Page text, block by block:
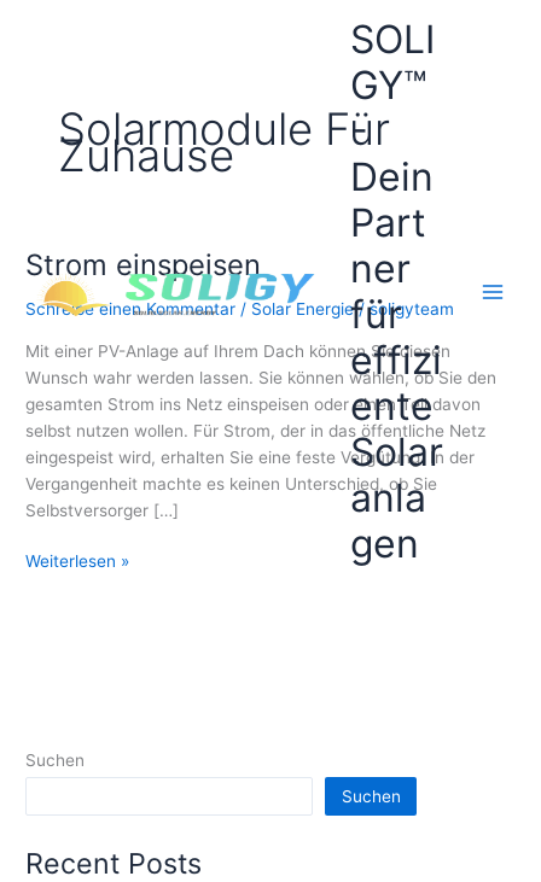
SOLI
GY™
-
Dein
Part
ner
für
effizi
ente
Solar
anla
gen
Solarmodule Für
Zuhause
Strom einspeisen
Schreibe einen Kommentar / Solar Energie/soligyteam
Mit einer PV-Anlage auf Ihrem Dach können Sie diesen
Wunsch wahr werden lassen. Sie können wählen, ob Sie den
gesamten Strom ins Netz einspeisen oder einen Teil davon
selbst nutzen wollen. Für Strom, der in das öffentliche Netz
eingespeist wird, erhalten Sie eine feste Vergütung. In der
Vergangenheit machte es keinen Unterschied, ob Sie
Selbstversorger […]
Strom
Weiterlesen »
Suchen
Suchen
Recent Posts